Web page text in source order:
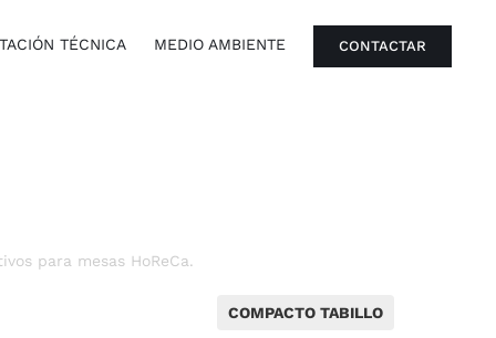
TÉCNICA MEDIO AMBIENTE CONTACTAR
para mesas HoReCa.
COMPACTO TABILLO